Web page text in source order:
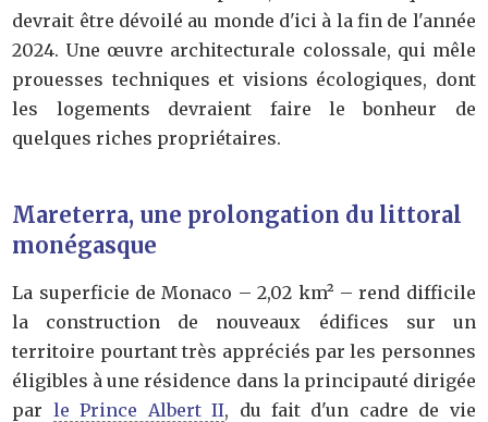
devrait être dévoilé au monde d'ici à la fin de l'année
2024. Une œuvre architecturale colossale, qui mêle
prouesses techniques et visions écologiques, dont
les logements devraient faire le bonheur de
quelques riches propriétaires.
Mareterra, une prolongation du littoral
monégasque
La superficie de Monaco – 2,02 km² – rend difficile
la construction de nouveaux édifices sur un
territoire pourtant très appréciés par les personnes
éligibles à une résidence dans la principauté dirigée
par le Prince Albert II, du fait d'un cadre de vie